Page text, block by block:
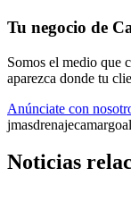
Tu negocio de
Somos el medio que
aparezca donde tu
Anúnciate con
jmasdrenajecamargo
Noticias